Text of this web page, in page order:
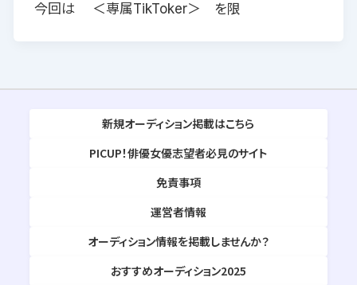
今回は ＜専属TikToker＞ を限
新規オーディション掲載はこちら
PICUP！俳優女優志望者必見のサイト
免責事項
運営者情報
オーディション情報を掲載しませんか？
おすすめオーディション2025